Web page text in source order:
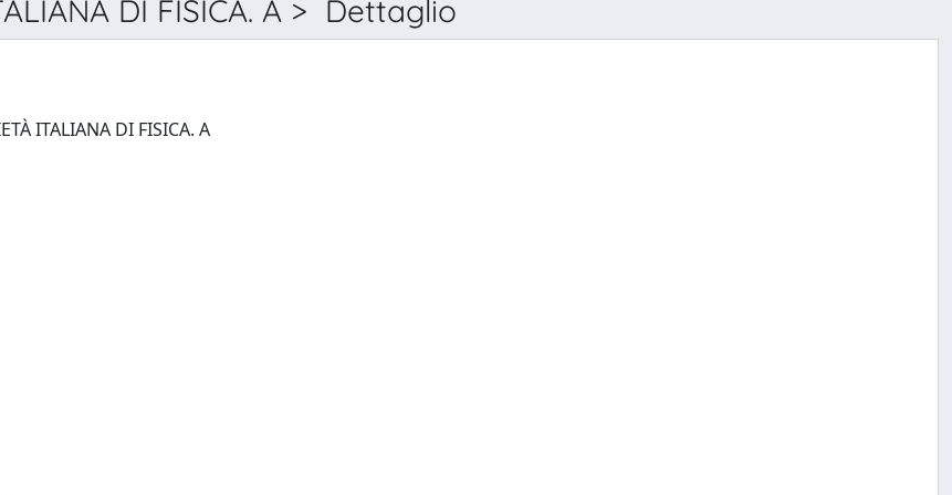
DI FISICA. A > Dettaglio